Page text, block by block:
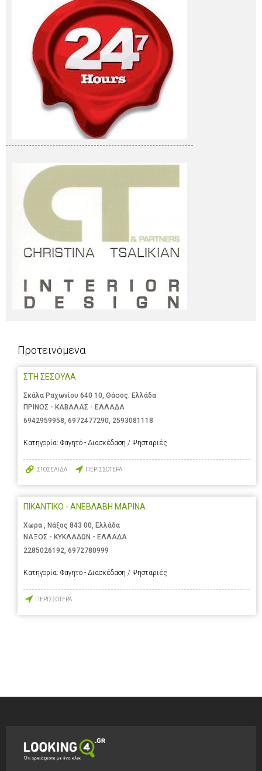
Προτεινόμενα
ΣΤΗ ΣΕΣΟΥΛΑ
Σκάλα Ραχωνίου 640 10, Θάσος. Ελλάδα
ΠΡΙΝΟΣ - ΚΑΒΑΛΑΣ - ΕΛΛΑΔΑ
6942959958, 6972477290, 2593081118
Κατηγορία: Φαγητό - Διασκέδαση / Ψησταριές
ΙΣΤΟΣΕΛΙΔΑ ΠΕΡΙΣΣΟΤΕΡΑ
ΠΙΚΑΝΤΙΚΟ - ΑΝΕΒΛΑΒΗ ΜΑΡΙΝΑ
Χωρα , Νάξος 843 00, Ελλάδα
ΝΑΞΟΣ - ΚΥΚΛΑΔΩΝ - ΕΛΛΑΔΑ
2285026192, 6972780999
Κατηγορία: Φαγητό - Διασκέδαση / Ψησταριές
ΠΕΡΙΣΣΟΤΕΡΑ